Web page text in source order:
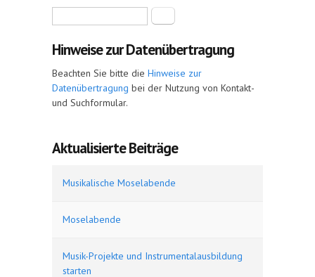
Suche
Hinweise zur Datenübertragung
Beachten Sie bitte die Hinweise zur
Datenübertragung bei der Nutzung von Kontakt-
und Suchformular.
Aktualisierte Beiträge
Musikalische Moselabende
Moselabende
Musik-Projekte und Instrumentalausbildung
starten